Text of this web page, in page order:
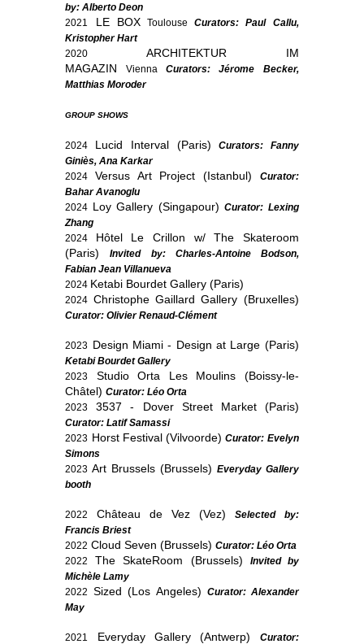
by: Alberto Deon
2021
LE BOXToulouseCurators: Paul Callu,
Kristopher Hart
2020 ARCHITEKTUR IM
MAGAZIN Vienna Curators: Jérome Becker,
Matthias Moroder
GROUP SHOWS
2024 Lucid Interval (Paris)
Curators: Fanny
Giniès, Ana Karkar
2024 Versus Art Project (Istanbul) Curator:
Bahar Avanoglu
2024 Loy Gallery (Singapour)Curator: Lexing
Zhang
2024 Hôtel Le Crillon w/ The Skateroom
(Paris)Invited by: Charles-Antoine Bodson,
Fabian Jean Villanueva
2024 Ketabi Bourdet Gallery (Paris)
2024 Christophe Gaillard Gallery (Bruxelles)
Curator: Olivier Renaud-Clément
2023 Design Miami - Design at Large (Paris)
Ketabi Bourdet Gallery
2023 Studio Orta Les Moulins (Boissy-le-
Châtel)Curator: Léo Orta
2023 3537 - Dover Street Market (Paris)
Curator: Latif Samassi
2023 Horst Festival (Vilvoorde)Curator: Evelyn
Simons
2023 Art Brussels (Brussels) Everyday Gallery
booth
2022 Château de Vez (Vez)Selected by:
Francis Briest
2022 Cloud Seven (Brussels)Curator: Léo Orta
2022
The SkateRoom (Brussels) Invited by
Michèle Lamy
2022 Sized (Los Angeles) Curator: Alexander
May
2021 Everyday Gallery (Antwerp) Curator: